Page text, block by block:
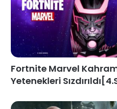
Fortnite Marvel
Yetenekleri